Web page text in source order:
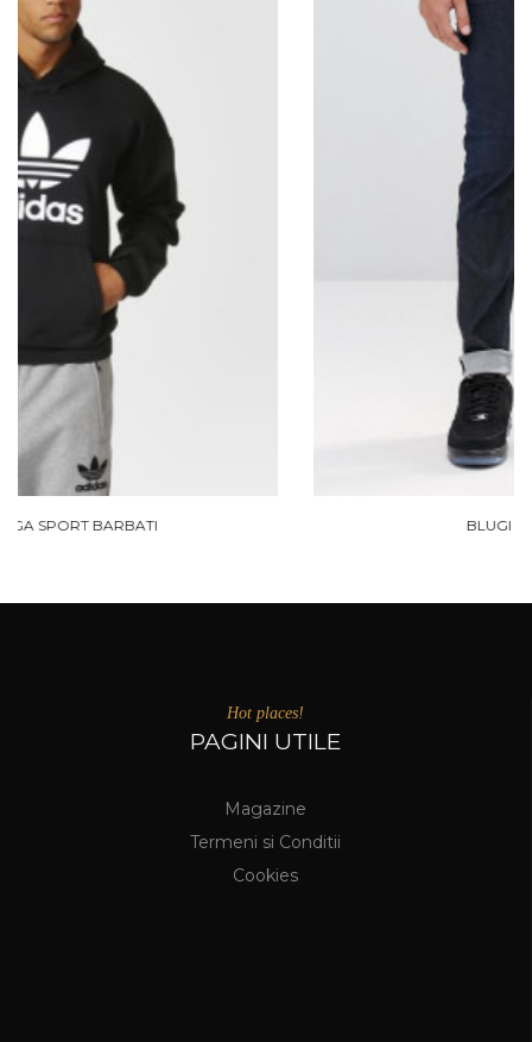
Hot places!
PAGINI UTILE
Magazine
Termeni si Conditii
Cookies